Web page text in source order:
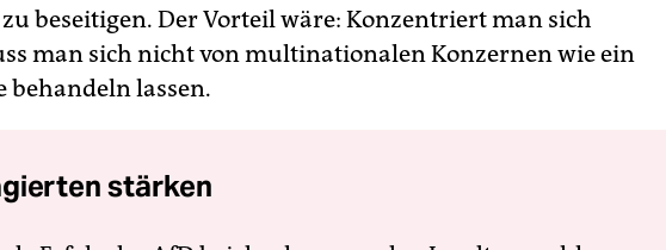
beseitigen. Der Vorteil wäre: Konzentriert man sich
man sich nicht von multinationalen Konzernen wie ein
behandeln lassen.
stärken